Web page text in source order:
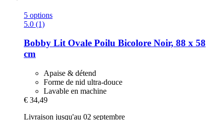
5 options
5.0 (1)
Bobby Lit Ovale Poilu Bicolore Noir, 88 x 58
cm
Apaise & détend
Forme de nid ultra-douce
Lavable en machine
€ 34,49
Livraison jusqu'au 02 septembre